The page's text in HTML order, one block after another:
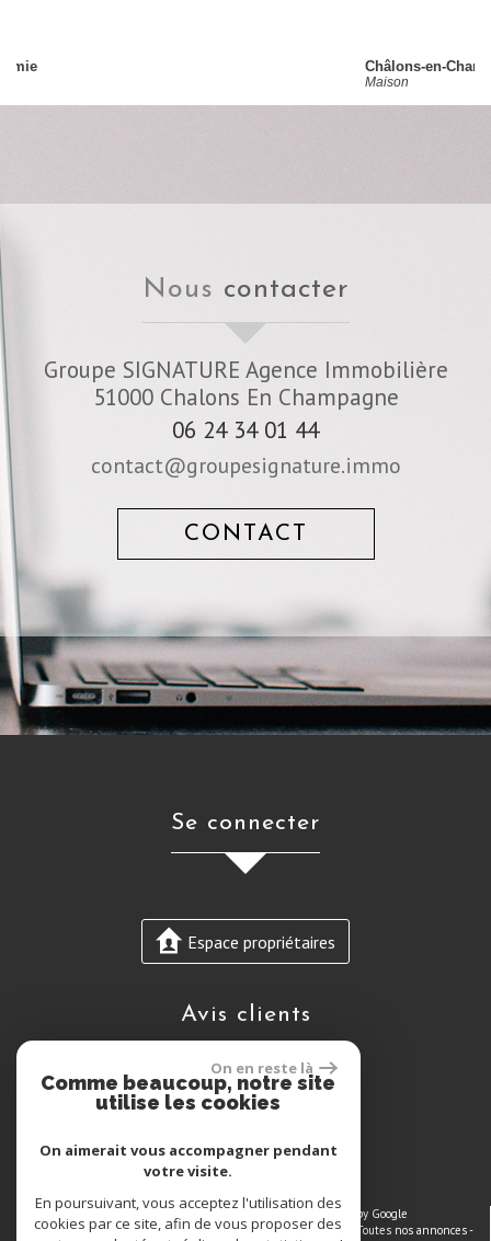
nous contacter
Groupe SIGNATURE Agence Immobilière
51000 Chalons En Champagne
06 24 34 01 44
contact@groupesignature.immo
CONTACT
se connecter
Espace propriétaires
avis clients
© 2026 | Tous droits réservés | Traduction powered by Google
Plan du site- Mentions légales- Nos honoraires -Liens- Admin Toutes nos annonces-
On en reste là
Comme beaucoup, notre site
utilise les cookies
On aimerait vous accompagner pendant
votre visite.
En poursuivant, vous acceptez l'utilisation des
cookies par ce site, afin de vous proposer des